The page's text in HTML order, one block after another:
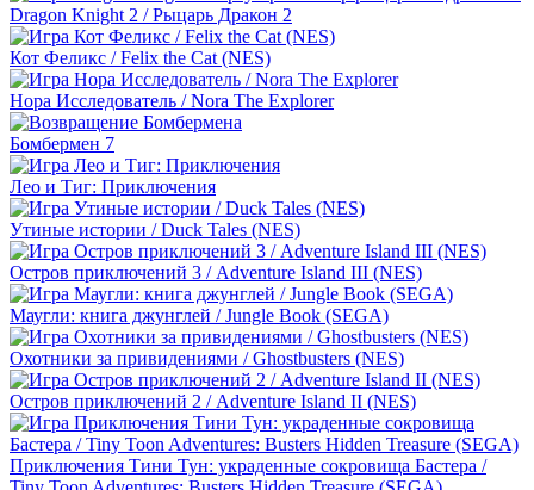
Dragon Knight 2 / Рыцарь Дракон 2
Кот Феликс / Felix the Cat (NES)
Нора Исследователь / Nora The Explorer
Бомбермен 7
Лео и Тиг: Приключения
Утиные истории / Duck Tales (NES)
Остров приключений 3 / Adventure Island III (NES)
Маугли: книга джунглей / Jungle Book (SEGA)
Охотники за привидениями / Ghostbusters (NES)
Остров приключений 2 / Adventure Island II (NES)
Приключения Тини Тун: украденные сокровища Бастера /